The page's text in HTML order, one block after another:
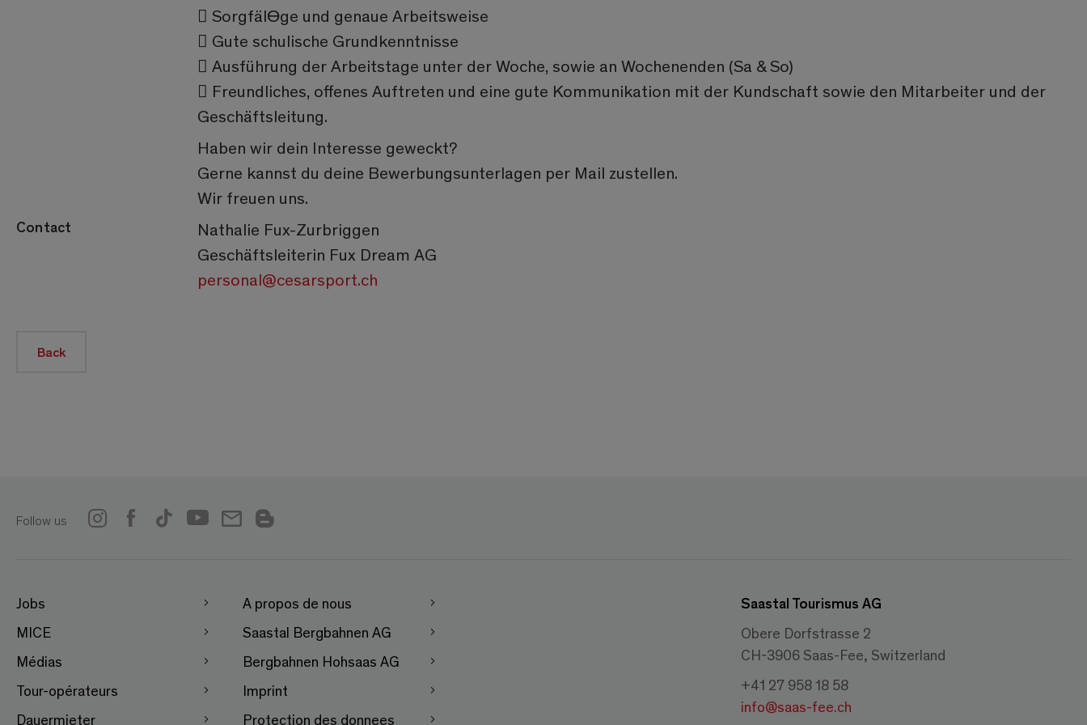
 SorgfälƟge und genaue Arbeitsweise
 Gute schulische Grundkenntnisse
 Ausführung der Arbeitstage unter der Woche, sowie an Wochenenden (Sa & So)
 Freundliches, offenes Auftreten und eine gute Kommunikation mit der Kundschaft sowie den Mitarbeiter und der
Geschäftsleitung.
Haben wir dein Interesse geweckt?
Gerne kannst du deine Bewerbungsunterlagen per Mail zustellen.
Wir freuen uns.
Contact
Nathalie Fux-Zurbriggen
Geschäftsleiterin Fux Dream AG
personal@cesarsport.ch
Back
Follow us
Jobs
MICE
Médias
Tour-opérateurs
Dauermieter
A propos de nous
Saastal Bergbahnen AG
Bergbahnen Hohsaas AG
Imprint
Protection des donnees
Saastal Tourismus AG
Obere Dorfstrasse 2
CH-3906 Saas-Fee, Switzerland
+41 27 958 18 58
info@saas-fee.ch